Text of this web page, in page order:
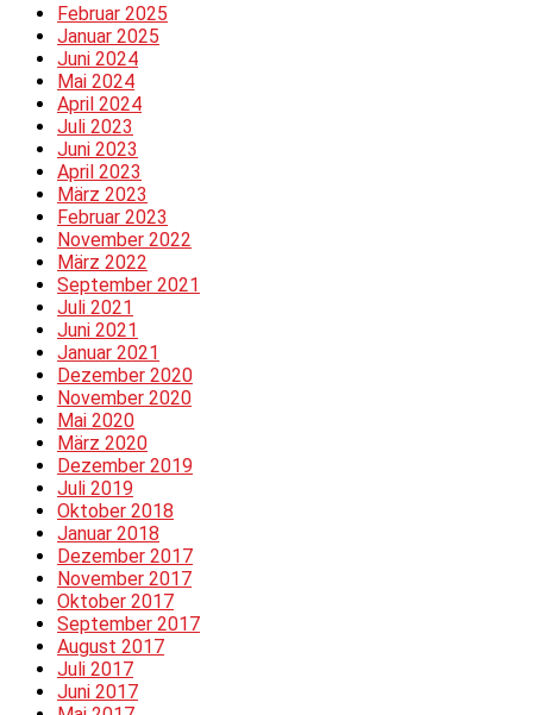
Februar 2025
Januar 2025
Juni 2024
Mai 2024
April 2024
Juli 2023
Juni 2023
April 2023
März 2023
Februar 2023
November 2022
März 2022
September 2021
Juli 2021
Juni 2021
Januar 2021
Dezember 2020
November 2020
Mai 2020
März 2020
Dezember 2019
Juli 2019
Oktober 2018
Januar 2018
Dezember 2017
November 2017
Oktober 2017
September 2017
August 2017
Juli 2017
Juni 2017